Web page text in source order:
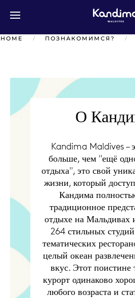
HOME ПОЗНАКОМИМСЯ?
О
Kandima Maldives –
больше, чем "ещё
отдыха", это свой
жизни, который
Кандима
традиционное
отдыхе на Мальдивах
264 стильных
тематических
целый океан
вкус. Этот поистине
курорт одинаково
любого возраста и